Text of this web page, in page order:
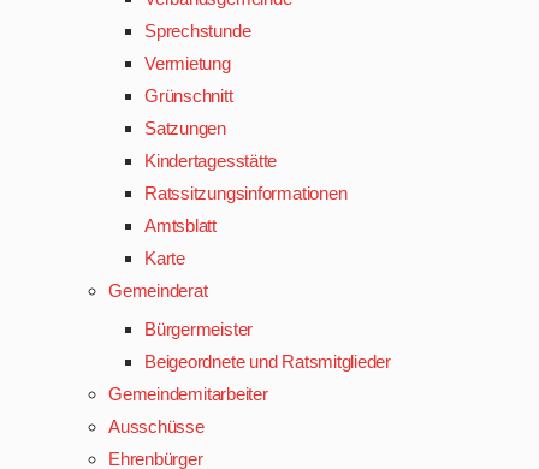
Sprechstunde
Vermietung
Grünschnitt
Satzungen
Kindertagesstätte
Ratssitzungsinformationen
Amtsblatt
Karte
Gemeinderat
Bürgermeister
Beigeordnete und Ratsmitglieder
Gemeindemitarbeiter
Ausschüsse
Ehrenbürger